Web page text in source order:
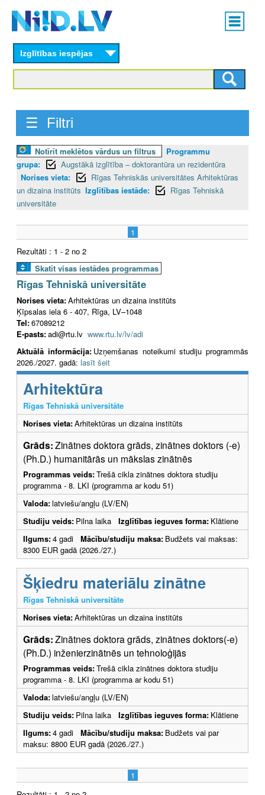
content
Main
menu
Izglītības iespējas
☰ Filtri
Notīrīt meklētos vārdus un filtrus
Programmu
grupa:
Augstākā izglītība – doktorantūra un rezidentūra
Norises vieta:
Rīgas Tehniskās universitātes Arhitektūras
un dizaina institūts Izglītības iestāde:
Rīgas Tehniskā
universitāte
1
Rezultāti : 1 - 2 no 2
Skatīt visas iestādes programmas
Rīgas Tehniskā universitāte
Norises vieta:Arhitektūras un dizaina institūts
Ķīpsalas iela 6 - 407, Rīga, LV–1048
Tel:67089212
E-pasts:adi@rtu.lv www.rtu.lv/lv/adi
Aktuālā informācija: Uzņemšanas noteikumi studiju programmās
2026./2027. gadā: lasīt šeit
Arhitektūra
Rīgas Tehniskā universitāte
Norises vieta:Arhitektūras un dizaina institūts
Grāds:Zinātnes doktora grāds, zinātnes doktors (-e)
(Ph.D.) humanitārās un mākslas zinātnēs
Programmas veids:Trešā cikla zinātnes doktora studiju
programma - 8. LKI (programma ar kodu 51)
Valoda:latviešu/angļu (LV/EN)
Studiju veids: Pilna laika Izglītības ieguves forma: Klātiene
Ilgums:4 gadi Mācību/studiju maksa: Budžets vai maksas:
8300 EUR gadā (2026./27.)
Šķiedru materiālu zinātne
Rīgas Tehniskā universitāte
Norises vieta:Arhitektūras un dizaina institūts
Grāds:Zinātnes doktora grāds, zinātnes doktors(-e)
(Ph.D.) inženierzinātnēs un tehnoloģijās
Programmas veids:Trešā cikla zinātnes doktora studiju
programma - 8. LKI (programma ar kodu 51)
Valoda:latviešu/angļu (LV/EN)
Studiju veids: Pilna laika Izglītības ieguves forma: Klātiene
Ilgums:4 gadi Mācību/studiju maksa: Budžets vai par
maksu: 8800 EUR gadā (2026./27.)
1